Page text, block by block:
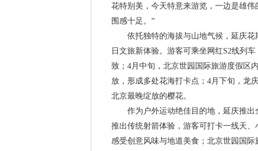
花特别美，今天特意来游览，一边是雄
围感十足。”
依托独特的海拔与山地气候，延庆花
日文旅新体验。游客可乘坐网红S2线列
致；4月中旬，北京世园国际旅游度假区
放，形成多处花海打卡点；4月下旬，龙
北京最晚绽放的樱花。
作为户外运动绝佳目的地，延庆推出
推出传统射箭体验，游客可打卡一线天
感受创意风味与地道美食；北京世园国